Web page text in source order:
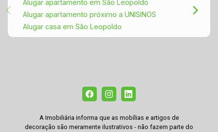
Alugar apartamento em São Leopoldo
Alugar apartamento próximo a UNISINOS
Alugar casa em São Leopoldo
A Imobiliária informa que as mobílias e artigos de
decoração são meramente ilustrativos - não fazem parte do